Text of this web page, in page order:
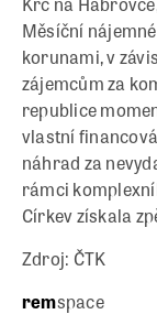
Měsíční
korunami, v
zájemcům za
republice
vlastní
náhrad za
rámci
Církev získala
Zdroj: ČTK
remspace